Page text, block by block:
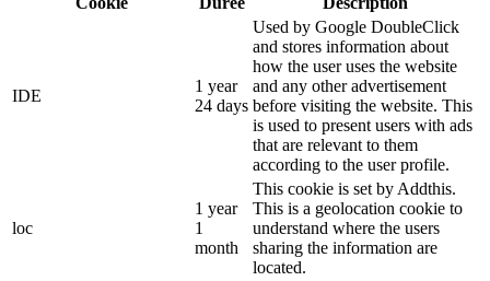
IDE
1 year
24 days
Used by Google DoubleClick
and stores information about
how the user uses the website
and any other advertisement
before visiting the website. This
is used to present users with ads
that are relevant to them
according to the user profile.
loc
1 year
1
month
This cookie is set by Addthis.
This is a geolocation cookie to
understand where the users
sharing the information are
located.